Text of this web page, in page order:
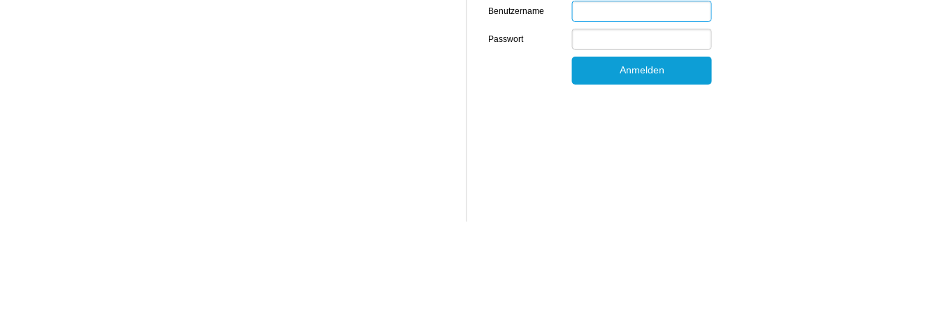
Benutzername
Passwort